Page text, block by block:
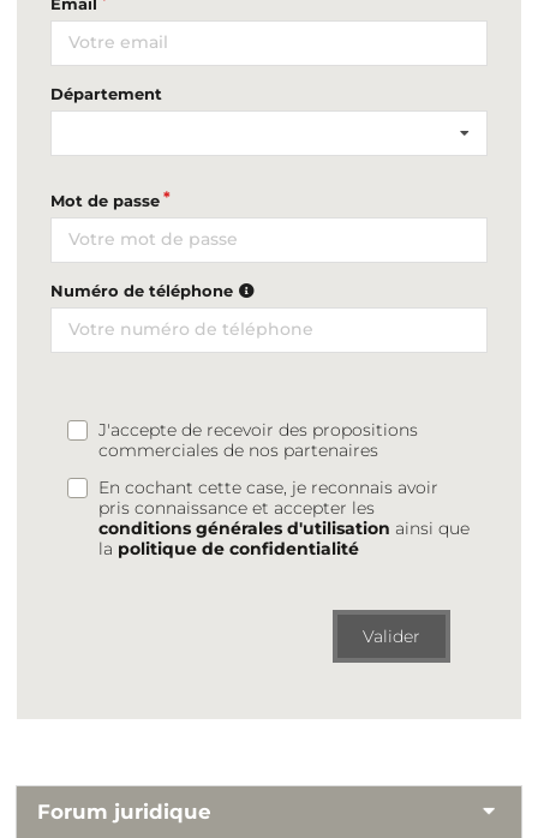
Département
Mot de passe
Numéro de téléphone
J'accepte de recevoir des propositions
commerciales de nos partenaires
En cochant cette case, je reconnais avoir
pris connaissance et accepter les
conditions générales d'utilisation ainsi que
la politique de confidentialité
Valider
Forum juridique